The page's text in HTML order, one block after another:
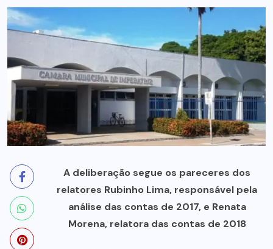
A deliberação segue os pareceres dos
relatores Rubinho Lima, responsável pela
análise das contas de 2017, e Renata
Morena, relatora das contas de 2018